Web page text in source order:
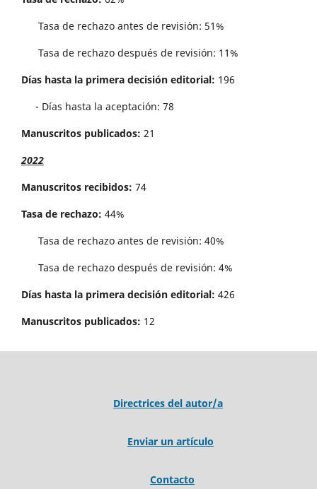
Tasa de rechazo antes de revisi´on: 51%
Tasa de rechazo después de revisión: 11%
Días hasta la primera decisión editorial: 196
- Días hasta la aceptación: 78
Manuscritos publicados: 21
2022
Manuscritos recibidos: 74
Tasa de rechazo: 44%
Tasa de rechazo antes de revisi´on: 40%
Tasa de rechazo después de revisión: 4%
Días hasta la primera decisión editorial: 426
Manuscritos publicados: 12
Directrices del autor/a
Enviar un artículo
Contacto